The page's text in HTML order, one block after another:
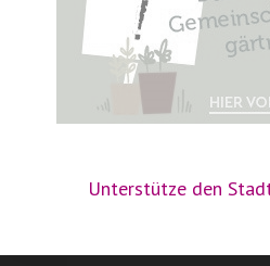
Unterstütze den